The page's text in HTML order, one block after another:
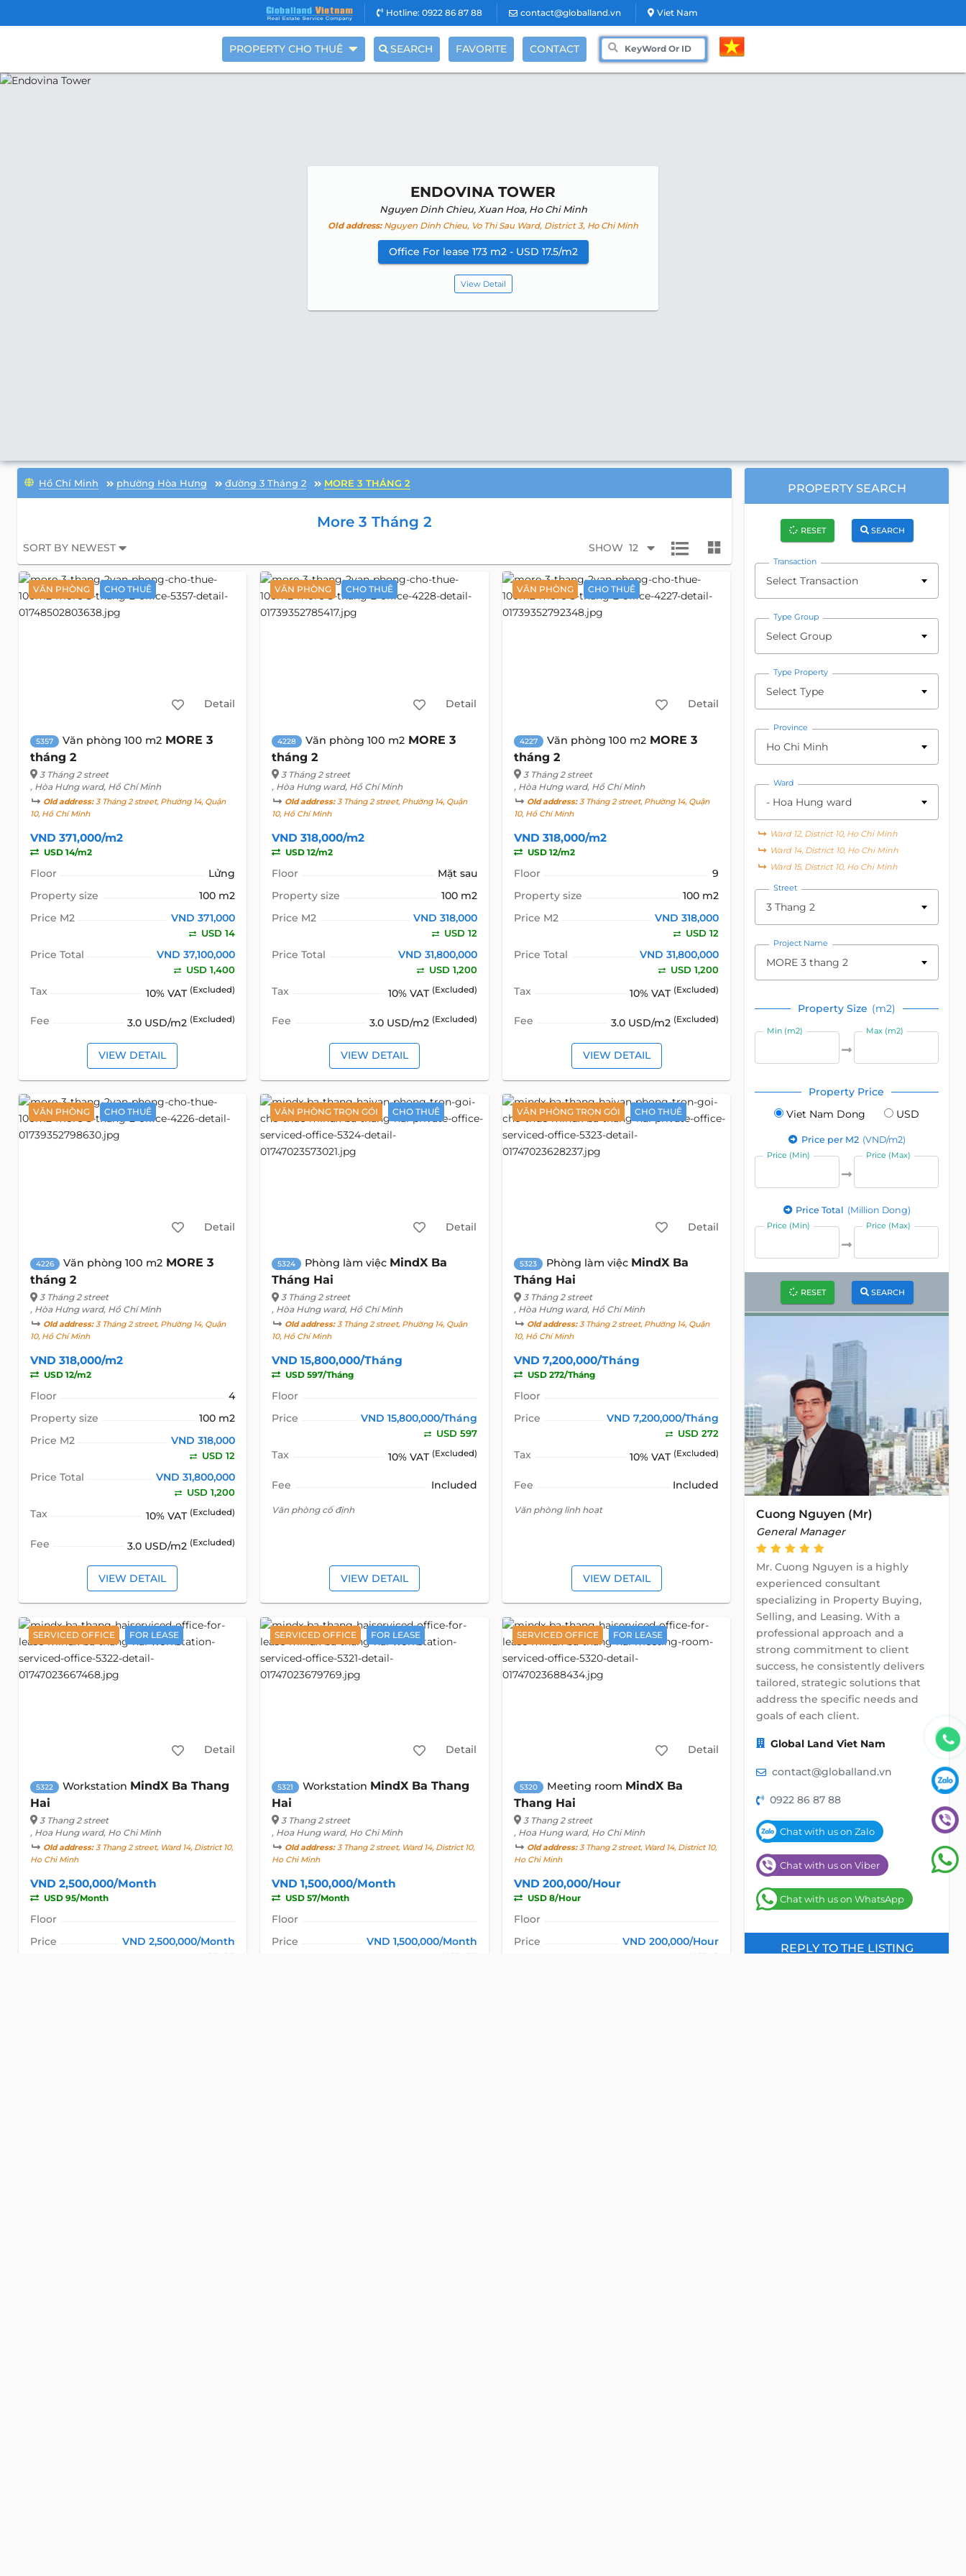
Hotline: 0922 86 87 88 contact@globalland.vn Viet Nam
PROPERTY CHO THUÊ SEARCH FAVORITE CONTACT
ENDOVINA TOWER
Nguyen Dinh Chieu, Xuan Hoa, Ho Chi Minh
Old address:Nguyen Dinh Chieu, Vo Thi Sau Ward, District 3, Ho Chi Minh
Office For lease 173 m2 - USD 17.5/m2
View Detail
Hồ Chí Minh phường Hòa Hưng đường 3 Tháng 2 MORE 3 THÁNG 2
More 3 Tháng 2
SORT BY NEWEST SHOW 12
VĂN PHÒNG CHO THUÊ
Detail
5357 Văn phòng 100 m2 MORE 3
tháng 2
3 Tháng 2 street
, Hòa Hưng ward, Hồ Chí Minh
Old address:3 Tháng 2 street, Phường 14, Quận
10, Hồ Chí Minh
VND 371,000/m2
USD 14/m2
Floor
Lửng
Property size
100 m2
Price M2
VND 371,000
USD 14
Price Total VND 37,100,000
USD 1,400
Tax 10% VAT (Excluded)
Fee 3.0 USD/m2 (Excluded)
VIEW DETAIL
VĂN PHÒNG CHO THUÊ
Detail
4228 Văn phòng 100 m2 MORE 3
tháng 2
3 Tháng 2 street
, Hòa Hưng ward, Hồ Chí Minh
Old address:3 Tháng 2 street, Phường 14, Quận
10, Hồ Chí Minh
VND 318,000/m2
USD 12/m2
Floor
Mặt sau
Property size
100 m2
Price M2
VND 318,000
USD 12
Price Total VND 31,800,000
USD 1,200
Tax 10% VAT (Excluded)
Fee 3.0 USD/m2 (Excluded)
VIEW DETAIL
VĂN PHÒNG CHO THUÊ
Detail
4227 Văn phòng 100 m2 MORE 3
tháng 2
3 Tháng 2 street
, Hòa Hưng ward, Hồ Chí Minh
Old address:3 Tháng 2 street, Phường 14, Quận
10, Hồ Chí Minh
VND 318,000/m2
USD 12/m2
Floor
9
Property size
100 m2
Price M2
VND 318,000
USD 12
Price Total VND 31,800,000
USD 1,200
Tax 10% VAT (Excluded)
Fee 3.0 USD/m2 (Excluded)
VIEW DETAIL
VĂN PHÒNG CHO THUÊ
Detail
4226 Văn phòng 100 m2 MORE 3
tháng 2
3 Tháng 2 street
, Hòa Hưng ward, Hồ Chí Minh
Old address:3 Tháng 2 street, Phường 14, Quận
10, Hồ Chí Minh
VND 318,000/m2
USD 12/m2
Floor
4
Property size
100 m2
Price M2
VND 318,000
USD 12
Price Total VND 31,800,000
USD 1,200
Tax 10% VAT (Excluded)
Fee 3.0 USD/m2 (Excluded)
VIEW DETAIL
VĂN PHÒNG TRỌN GÓI CHO THUÊ
Detail
5324 Phòng làm việc MindX Ba
Tháng Hai
3 Tháng 2 street
, Hòa Hưng ward, Hồ Chí Minh
Old address:3 Tháng 2 street, Phường 14, Quận
10, Hồ Chí Minh
VND 15,800,000/Tháng
USD 597/Tháng
Floor
Price
VND 15,800,000/Tháng
USD 597
Tax 10% VAT (Excluded)
Fee Included
Văn phòng cố định
VIEW DETAIL
VĂN PHÒNG TRỌN GÓI CHO THUÊ
Detail
5323 Phòng làm việc MindX Ba
Tháng Hai
3 Tháng 2 street
, Hòa Hưng ward, Hồ Chí Minh
Old address:3 Tháng 2 street, Phường 14, Quận
10, Hồ Chí Minh
VND 7,200,000/Tháng
USD 272/Tháng
Floor
Price
VND 7,200,000/Tháng
USD 272
Tax 10% VAT (Excluded)
Fee Included
Văn phòng linh hoạt
VIEW DETAIL
SERVICED OFFICE FOR LEASE
Detail
5322 Workstation MindX Ba Thang
Hai
3 Thang 2 street
, Hoa Hung ward, Ho Chi Minh
Old address:3 Thang 2 street, Ward 14, District 10,
Ho Chi Minh
VND 2,500,000/Month
USD 95/Month
Floor
Price
VND 2,500,000/Month
USD 95
SERVICED OFFICE FOR LEASE
Detail
5321 Workstation MindX Ba Thang
Hai
3 Thang 2 street
, Hoa Hung ward, Ho Chi Minh
Old address:3 Thang 2 street, Ward 14, District 10,
Ho Chi Minh
VND 1,500,000/Month
USD 57/Month
Floor
Price
VND 1,500,000/Month
USD 57
SERVICED OFFICE FOR LEASE
Detail
5320 Meeting room MindX Ba
Thang Hai
3 Thang 2 street
, Hoa Hung ward, Ho Chi Minh
Old address:3 Thang 2 street, Ward 14, District 10,
Ho Chi Minh
VND 200,000/Hour
USD 8/Hour
Floor
Price
VND 200,000/Hour
USD 8
PROPERTY SEARCH
RESET SEARCH
Transaction
Select Transaction
Type Group
Select Group
Type Property
Select Type
Province
Ho Chi Minh
Ward
- Hoa Hung ward
Ward 12, District 10, Ho Chi Minh
Ward 14, District 10, Ho Chi Minh
Ward 15, District 10, Ho Chi Minh
Street
3 Thang 2
Project Name
MORE 3 thang 2
Property Size (m2)
Min (m2) Max (m2)
Property Price
Viet Nam Dong
USD
Price per M2 (VND/m2)
Price (Min) Price (Max)
Price Total (Million Dong)
Price (Min) Price (Max)
RESET SEARCH
Cuong Nguyen (Mr)
General Manager
Mr. Cuong Nguyen is a highly
experienced consultant
specializing in Property Buying,
Selling, and Leasing. With a
professional approach and a
strong commitment to client
success, he consistently delivers
tailored, strategic solutions that
address the specific needs and
goals of each client.
Global Land Viet Nam
contact@globalland.vn
0922 86 87 88
Chat with us on Zalo
Chat with us on Viber
Chat with us on WhatsApp
REPLY TO THE LISTING